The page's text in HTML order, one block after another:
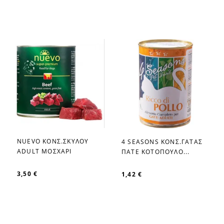
favorite_border
NUEVO ΚΟΝΣ.ΣΚΥΛΟΥ
ADULT ΜΟΣΧΑΡΙ
3,50 €
favorite_border
4 SEASONS ΚΟΝΣ.ΓΑΤΑΣ
ΠΑΤΕ ΚΟΤΟΠΟΥΛΟ...
1,42 €